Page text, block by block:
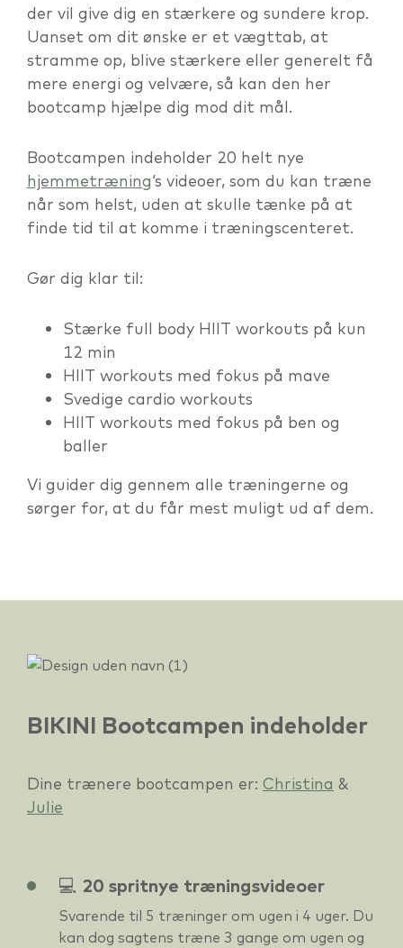
der vil give dig en stærkere og sundere krop.
Uanset om dit ønske er et vægttab, at
stramme op, blive stærkere eller generelt få
mere energi og velvære, så kan den her
bootcamp hjælpe dig mod dit mål.
Bootcampen indeholder 20 helt nye
hjemmetræning‘s videoer, som du kan træne
når som helst, uden at skulle tænke på at
finde tid til at komme i træningscenteret.
Gør dig klar til:
Stærke full body HIIT workouts på kun
12 min
HIIT workouts med fokus på mave
Svedige cardio workouts
HIIT workouts med fokus på ben og
baller
Vi guider dig gennem alle træningerne og
sørger for, at du får mest muligt ud af dem.
BIKINI Bootcampen indeholder
Dine trænere bootcampen er: Christina &
Julie
💻 20 spritnye træningsvideoer
Svarende til 5 træninger om ugen i 4 uger. Du
kan dog sagtens træne 3 gange om ugen og